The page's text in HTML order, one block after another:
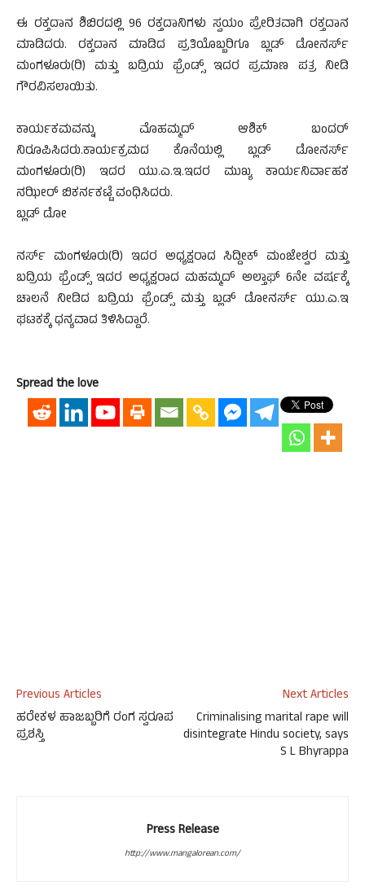
ಈ ರಕ್ತದಾನ ಶಿಬಿರದಲ್ಲಿ 96 ರಕ್ತದಾನಿಗಳು ಸ್ವಯಂ ಪ್ರೇರಿತವಾಗಿ ರಕ್ತದಾನ
ಮಾಡಿದರು. ರಕ್ತದಾನ ಮಾಡಿದ ಪ್ರತಿಯೊಬ್ಬರಿಗೂ ಬ್ಲಡ್ ಡೋನರ್ಸ್
ಮಂಗಳೂರು(ರಿ) ಮತ್ತು ಬದ್ರಿಯ ಫ್ರೆಂಡ್ಸ್ ಇದರ ಪ್ರಮಾಣ ಪತ್ರ ನೀಡಿ
ಗೌರವಿಸಲಾಯಿತು.
ಕಾರ್ಯಕಮವನ್ನು ಮೊಹಮ್ಮದ್ ಆಶಿಕ್ ಬಂದರ್
ನಿರೂಪಿಸಿದರು.ಕಾರ್ಯಕ್ರಮದ ಕೊನೆಯಲ್ಲಿ ಬ್ಲಡ್ ಡೋನರ್ಸ್
ಮಂಗಳೂರು(ರಿ) ಇದರ ಯು.ಎ.ಇ.ಇದರ ಮುಖ್ಯ ಕಾರ್ಯನಿರ್ವಾಹಕ
ನಝೀರ್ ಬಿಕರ್ನಕಟ್ಟೆ ವಂಧಿಸಿದರು.
ಬ್ಲಡ್ ಡೋ
ನರ್ಸ್ ಮಂಗಳೂರು(ರಿ) ಇದರ ಅಧ್ಯಕ್ಷರಾದ ಸಿದ್ದೀಕ್ ಮಂಜೇಶ್ವರ ಮತ್ತು
ಬದ್ರಿಯ ಫ್ರೆಂಡ್ಸ್ ಇದರ ಅಧ್ಯಕ್ಷರಾದ ಮಹಮ್ಮದ್ ಅಲ್ತಾಫ್ 6ನೇ ವರ್ಷಕ್ಕೆ
ಚಾಲನೆ ನೀಡಿದ ಬದ್ರಿಯ ಫ್ರೆಂಡ್ಸ್ ಮತ್ತು ಬ್ಲಡ್ ಡೋನರ್ಸ್ ಯು.ಎ.ಇ
ಘಟಕಕ್ಕೆ ಧನ್ಯವಾದ ತಿಳಿಸಿದ್ದಾರೆ.
Spread the love
Previous Articles
ಹರೇಕಳ ಹಾಜಬ್ಬರಿಗೆ ರಂಗ ಸ್ವರೂಪ
ಪ್ರಶಸ್ತಿ
Next Articles
Criminalising marital rape will
disintegrate Hindu society, says
S L Bhyrappa
Press Release
http://www.mangalorean.com/